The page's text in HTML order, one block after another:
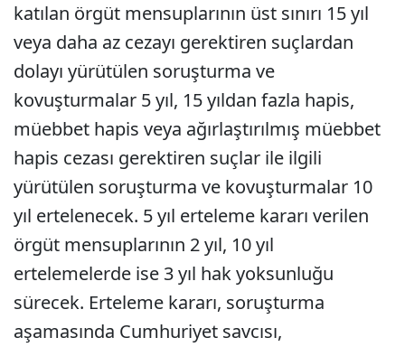
katılan örgüt mensuplarının üst sınırı 15 yıl
veya daha az cezayı gerektiren suçlardan
dolayı yürütülen soruşturma ve
kovuşturmalar 5 yıl, 15 yıldan fazla hapis,
müebbet hapis veya ağırlaştırılmış müebbet
hapis cezası gerektiren suçlar ile ilgili
yürütülen soruşturma ve kovuşturmalar 10
yıl ertelenecek. 5 yıl erteleme kararı verilen
örgüt mensuplarının 2 yıl, 10 yıl
ertelemelerde ise 3 yıl hak yoksunluğu
sürecek. Erteleme kararı, soruşturma
aşamasında Cumhuriyet savcısı,